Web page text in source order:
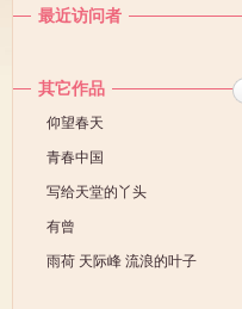
最近访问者
其它作品
仰望春天
青春中国
写给天堂的丫头
有曾
雨荷 天际峰 流浪的叶子